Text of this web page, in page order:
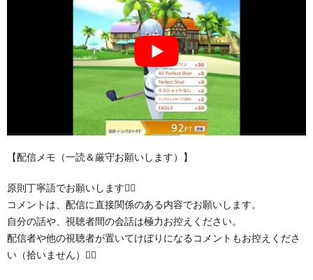
【配信メモ（一読＆厳守お願いします）】
原則丁寧語でお願いします🙇‍♂️
コメントは、配信に直接関係のある内容でお願いします。
自分の話や、視聴者間の会話は極力お控えください。
配信者や他の視聴者が置いてけぼりになるコメントもお控えくださ
い（拾いません）🙇‍♂️